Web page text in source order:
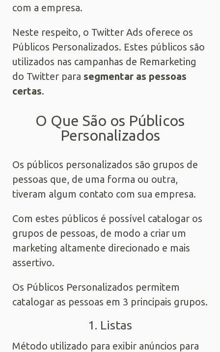
com a empresa.
Neste respeito, o Twitter Ads oferece os
Públicos Personalizados. Estes públicos são
utilizados nas campanhas de Remarketing
do Twitter para segmentar as pessoas
certas.
O Que São os Públicos
Personalizados
Os públicos personalizados são grupos de
pessoas que, de uma forma ou outra,
tiveram algum contato com sua empresa.
Com estes públicos é possível catalogar os
grupos de pessoas, de modo a criar um
marketing altamente direcionado e mais
assertivo.
Os Públicos Personalizados permitem
catalogar as pessoas em 3 principais grupos.
1. Listas
Método utilizado para exibir anúncios para